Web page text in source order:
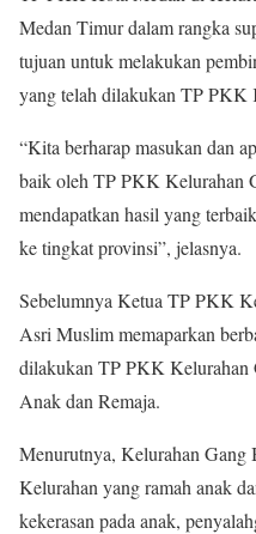
Medan Timur dalam rangka
tujuan untuk melakukan
yang telah dilakukan TP PKK
“Kita berharap masukan dan
baik oleh TP PKK Kelurahan
mendapatkan hasil yang
ke tingkat provinsi”, jelasnya.
Sebelumnya Ketua TP PKK
Asri Muslim memaparkan
dilakukan TP PKK Kelurahan
Anak dan Remaja.
Menurutnya, Kelurahan Gang
Kelurahan yang ramah anak
kekerasan pada anak,